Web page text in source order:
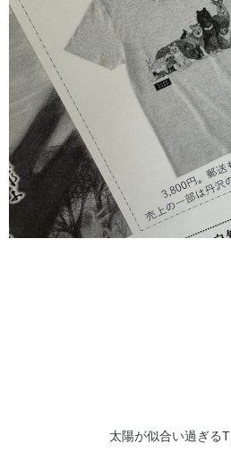
太陽が似合い過ぎる